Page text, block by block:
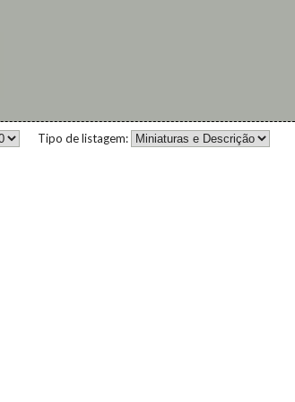
Tipo de listagem: